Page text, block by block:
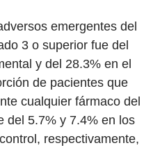
emergentes del
3 o superior fue del
y del 28.3% en el
de pacientes que
cualquier fármaco del
del 5.7% y 7.4% en los
respectivamente,